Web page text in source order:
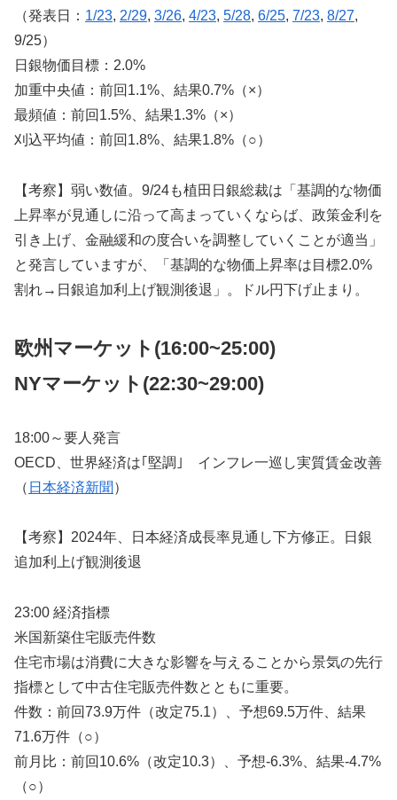
（発表日： 1/23, 2/29, 3/26, 4/23, 5/28, 6/25, 7/23, 8/27,
9/25）
日銀物価目標：2.0%
加重中央値：前回1.1%、結果0.7%（×）
最頻値：前回1.5%、結果1.3%（×）
刈込平均値：前回1.8%、結果1.8%（○）
【考察】弱い数値。9/24も植田日銀総裁は「基調的な物価
上昇率が見通しに沿って高まっていくならば、政策金利を
引き上げ、金融緩和の度合いを調整していくことが適当」
と発言していますが、「基調的な物価上昇率は目標2.0%
割れ→日銀追加利上げ観測後退」。ドル円下げ止まり。
欧州マーケット(16:00~25:00)
NYマーケット (22:30~29:00)
18:00～要人発言
OECD、世界経済は｢堅調｣ インフレ一巡し実質賃金改善
（ 日本経済新聞 ）
【考察】2024年、日本経済成長率見通し下方修正。日銀
追加利上げ観測後退
23:00 経済指標
米国新築住宅販売件数
住宅市場は消費に大きな影響を与えることから景気の先行
指標として中古住宅販売件数とともに重要。
件数：前回73.9万件（改定75.1）、予想69.5万件、結果
71.6万件（○）
前月比：前回10.6%（改定10.3）、予想-6.3%、結果-4.7%
（○）